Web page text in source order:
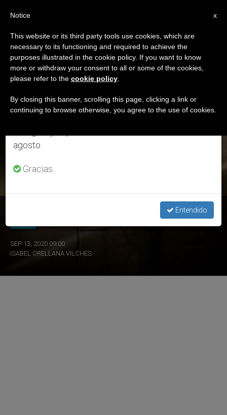
ETIQUETA
Posts Tagged
‘jesucristo’
ÚLTIMAS NOTICIAS
SEP 13, 2020 09:00
ISABEL ORELLANA VILCHES
×
Aviso importante
Del 27 de julio al 7 de agosto haremos la pausa
anual, aprovechando que en el periodo de verano
se generan menos informaciones y también el
agosto.
Gracias.
Entendido
x
Notice
This website or its third party tools use cookies, which are
necessary to its functioning and required to achieve the
purposes illustrated in the cookie policy. If you want to know
more or withdraw your consent to all or some of the cookies,
please refer to the cookie policy
By closing this banner, scrolling this page, clicking a link or
continuing to browse otherwise, you agree to the use of cookies.